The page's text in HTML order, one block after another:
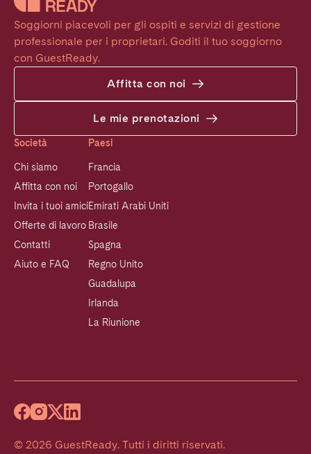
Soggiorni piacevoli per gli ospiti e servizi di gestione
professionale per i proprietari. Goditi il tuo soggiorno
con GuestReady.
Affitta con noi
Le mie prenotazioni
Società
Chi siamo
Affitta con noi
Invita i tuoi amici
Offerte di lavoro
Contatti
Aiuto e FAQ
Paesi
Francia
Portogallo
Emirati Arabi Uniti
Brasile
Spagna
Regno Unito
Guadalupa
Irlanda
La Riunione
© 2026 GuestReady. Tutti i diritti riservati.